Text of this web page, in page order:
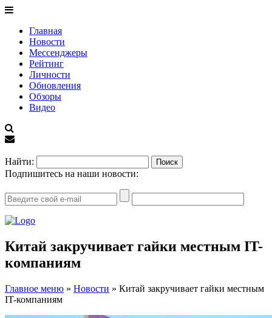
Главная
Новости
Мессенджеры
Рейтинг
Личности
Обновления
Обзоры
Видео
Найти:
Подпишитесь на наши новости:
Китай закручивает гайки местным IT-
компаниям
Главное меню » Новости » Китай закручивает гайки местным
IT-компаниям